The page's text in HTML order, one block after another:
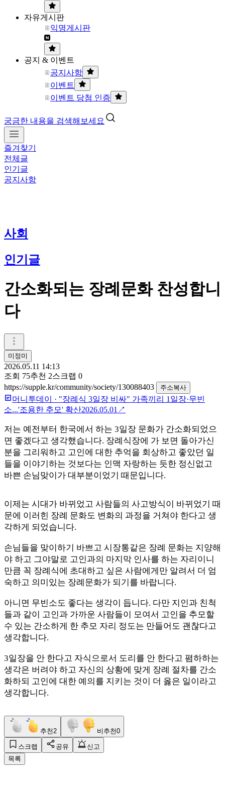
자유게시판
익명게시판
공지 & 이벤트
공지사항
이벤트
이벤트 당첨 인증
궁금한 내용을 검색해보세요
즐겨찾기
전체글
인기글
공지사항
사회
인기글
간소화되는 장례문화 찬성합니
다
미정미
2026.05.11 14:13
조회 75추천 2스크랩 0
https://supple.kr/community/society/130088403
주소복사
머니투데이 · "장례식 3일장 비싸" 가족끼리 1일장·무빈
소...'조용한 추모' 확산2026.05.01 ↗
저는 예전부터 한국에서 하는 3일장 문화가 간소화되었으
면 좋겠다고 생각했습니다. 장례식장에 가 보면 돌아가신
분을 그리워하고 고인에 대한 추억을 회상하고 좋았던 일
들을 이야기하는 것보다는 인맥 자랑하는 듯한 정신없고
바쁜 손님맞이가 대부분이었기 때문입니다.
이제는 시대가 바뀌었고 사람들의 사고방식이 바뀌었기 때
문에 이러힌 장례 문화도 변화의 과정을 거쳐야 한다고 생
각하게 되었습니다.
손님들을 맞이하기 바쁘고 시장통같은 장례 문화는 지양해
야 하고 그야말로 고인과의 마지막 인사를 하는 자리이니
만큼 꼭 장례식에 초대하고 싶은 사람에게만 알려서 더 엄
숙하고 의미있는 장례문화가 되기를 바랍니다.
아니면 무빈소도 좋다는 생각이 듭니다. 다만 지인과 친척
들과 같이 고인과 가까운 사람들이 모여서 고인을 추모할
수 있는 간소하게 한 추모 자리 정도는 만들어도 괜찮다고
생각합니다.
3일장을 안 한다고 자식으로서 도리를 안 한다고 폄하하는
생각은 버려야 하고 자신의 상황에 맞게 장례 절차를 간소
화하되 고인에 대한 예의를 지키는 것이 더 옳은 일이라고
생각합니다.
추천 2 비추천0
스크랩 공유
신고
목록